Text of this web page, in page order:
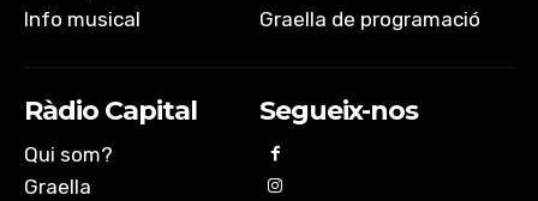
Info musical
Graella de programació
Ràdio Capital
Qui som?
Graella
Segueix-nos